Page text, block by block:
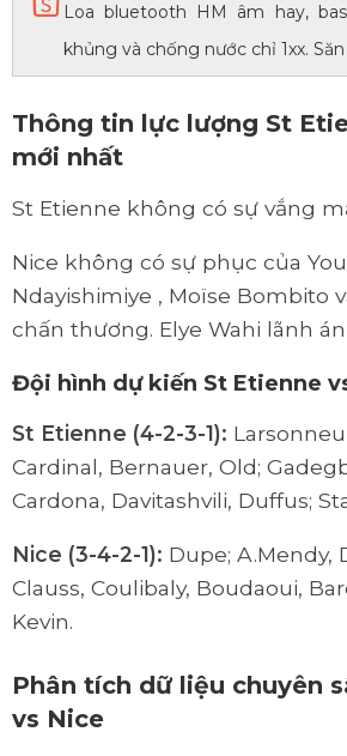
Loa bluetooth HM âm hay,
khủng và chống nước chỉ 1xx.
Thông tin lực lượng St
mới nhất
St Etienne không có sự vắng
Nice không có sự phục của
Ndayishimiye , Moïse Bombito
chấn thương. Elye Wahi lãnh
Đội hình dự kiến St Etienne
St Etienne (4-2-3-1):
Cardinal, Bernauer, Old;
Cardona, Davitashvili, Duffus;
Nice (3-4-2-1): Dupe; A.Mendy,
Clauss, Coulibaly, Boudaoui,
Kevin.
Phân tích dữ liệu chuyên
vs Nice